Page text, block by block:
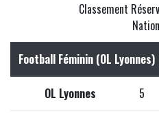
Classement
Football Féminin (OL Lyonnes)
OL Lyonnes 5